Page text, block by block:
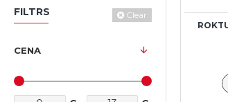
FILTRS Clear
CENA